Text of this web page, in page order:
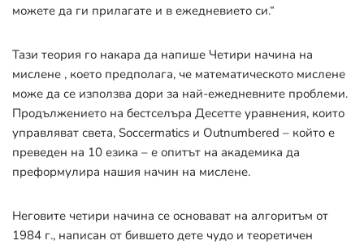
можете да ги прилагате и в ежедневието си.“
Тази теория го накара да напише Четири начина на
мислене , което предполага, че математическото мислене
може да се използва дори за най-ежедневните проблеми.
Продължението на бестселъра Десетте уравнения, които
управляват света, Soccermatics и Outnumbered – който е
преведен на 10 езика – е опитът на академика да
преформулира нашия начин на мислене.
Неговите четири начина се основават на алгоритъм от
1984 г., написан от бившето дете чудо и теоретичен